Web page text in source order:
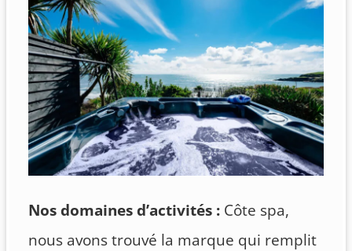
Nos domaines d’activités : Côte spa,
nous avons trouvé la marque qui remplit